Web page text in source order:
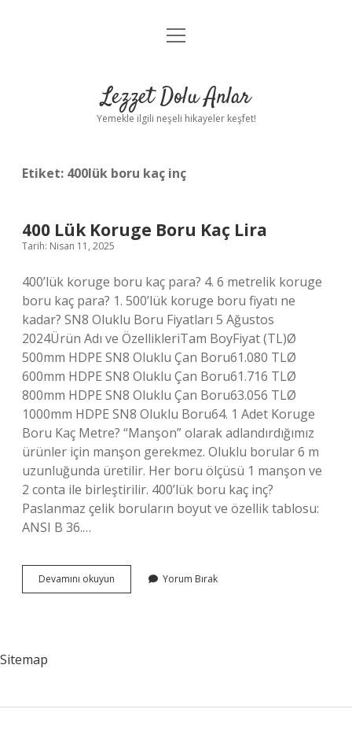
Anasayfa
Yasal Uyarı
menüyü
Lezzet Dolu Anlar
Yemekle ilgili neşeli hikayeler keşfet!
Etiket: 400lük boru kaç inç
400 Lük Koruge Boru Kaç Lira
Tarih: Nisan 11, 2025
400’lük koruge boru kaç para? 4. 6 metrelik koruge
boru kaç para? 1. 500’lük koruge boru fiyatı ne
kadar? SN8 Oluklu Boru Fiyatları 5 Ağustos
2024Ürün Adı ve ÖzellikleriTam BoyFiyat (TL)Ø
500mm HDPE SN8 Oluklu Çan Boru61.080 TLØ
600mm HDPE SN8 Oluklu Çan Boru61.716 TLØ
800mm HDPE SN8 Oluklu Çan Boru63.056 TLØ
1000mm HDPE SN8 Oluklu Boru64. 1 Adet Koruge
Boru Kaç Metre? “Manşon” olarak adlandırdığımız
ürünler için manşon gerekmez. Oluklu borular 6 m
uzunluğunda üretilir. Her boru ölçüsü 1 manşon ve
2 conta ile birleştirilir. 400’lük boru kaç inç?
Paslanmaz çelik boruların boyut ve özellik tablosu:
ANSI B 36.…
Devamını okuyun
Lük
Yorum Bırak
Sitemap